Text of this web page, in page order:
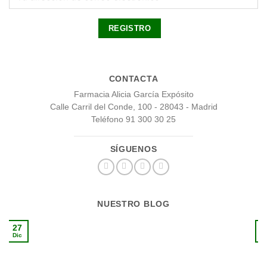
CONTACTA
Farmacia Alicia García Expósito
Calle Carril del Conde, 100 - 28043 - Madrid
Teléfono 91 300 30 25
SÍGUENOS
NUESTRO BLOG
27
Dic